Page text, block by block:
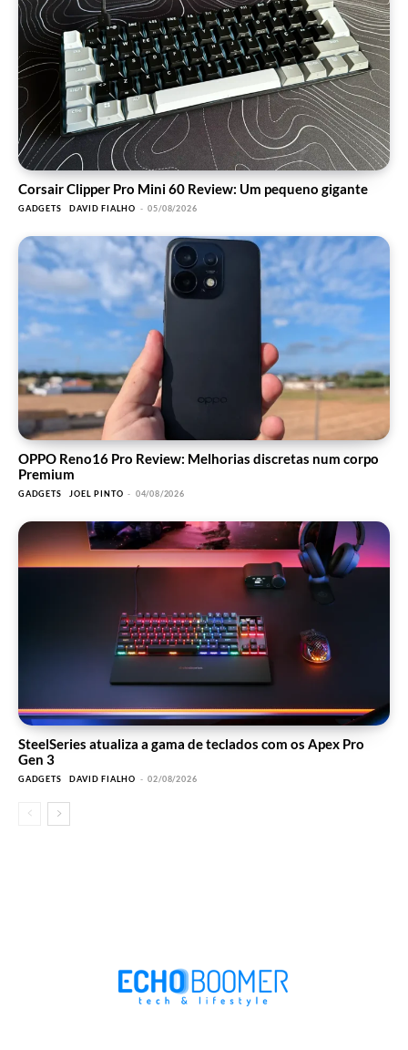
Corsair Clipper Pro Mini 60 Review: Um pequeno gigante
GADGETS DAVID FIALHO - 05/08/2026
OPPO Reno16 Pro Review: Melhorias discretas num corpo
Premium
GADGETS JOEL PINTO - 04/08/2026
SteelSeries atualiza a gama de teclados com os Apex Pro
Gen 3
GADGETS DAVID FIALHO - 02/08/2026